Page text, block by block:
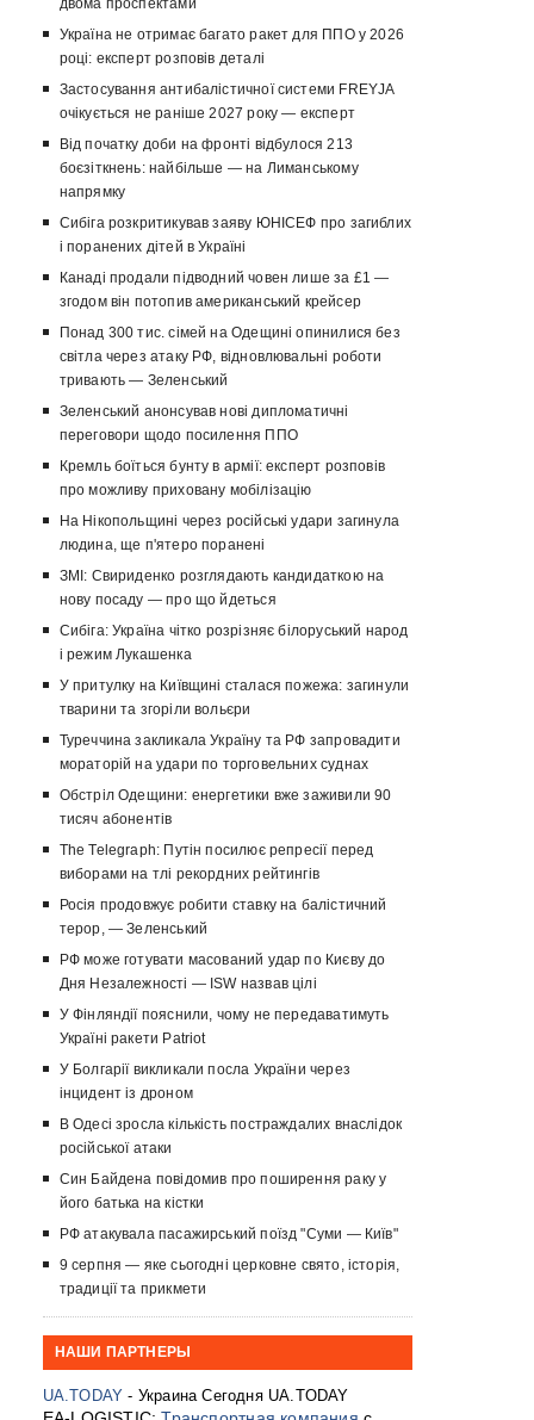
двома проспектами
Україна не отримає багато ракет для ППО у 2026
році: експерт розповів деталі
Застосування антибалістичної системи FREYJA
очікується не раніше 2027 року — експерт
Від початку доби на фронті відбулося 213
боєзіткнень: найбільше — на Лиманському
напрямку
Сибіга розкритикував заяву ЮНІСЕФ про загиблих
і поранених дітей в Україні
Канаді продали підводний човен лише за £1 —
згодом він потопив американський крейсер
Понад 300 тис. сімей на Одещині опинилися без
світла через атаку РФ, відновлювальні роботи
тривають — Зеленський
Зеленський анонсував нові дипломатичні
переговори щодо посилення ППО
Кремль боїться бунту в армії: експерт розповів
про можливу приховану мобілізацію
На Нікопольщині через російські удари загинула
людина, ще п'ятеро поранені
ЗМІ: Свириденко розглядають кандидаткою на
нову посаду — про що йдеться
Сибіга: Україна чітко розрізняє білоруський народ
і режим Лукашенка
У притулку на Київщині сталася пожежа: загинули
тварини та згоріли вольєри
Туреччина закликала Україну та РФ запровадити
мораторій на удари по торговельних суднах
Обстріл Одещини: енергетики вже заживили 90
тисяч абонентів
The Telegraph: Путін посилює репресії перед
виборами на тлі рекордних рейтингів
Росія продовжує робити ставку на балістичний
терор, — Зеленський
РФ може готувати масований удар по Києву до
Дня Незалежності — ISW назвав цілі
У Фінляндії пояснили, чому не передаватимуть
Україні ракети Patriot
У Болгарії викликали посла України через
інцидент із дроном
В Одесі зросла кількість постраждалих внаслідок
російської атаки
Син Байдена повідомив про поширення раку у
його батька на кістки
РФ атакувала пасажирський поїзд "Суми — Київ"
9 серпня — яке сьогодні церковне свято, історія,
традиції та прикмети
НАШИ ПАРТНЕРЫ
UA.TODAY - Украина Сегодня UA.TODAY